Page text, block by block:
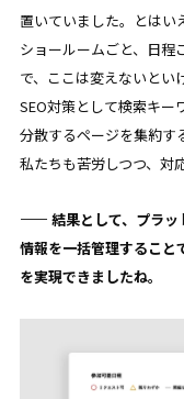
置いていました。とはい
ショールームごと、日程
で、ここは変えないとい
SEO対策として検索キー
分散するページを集約す
私たちも苦労しつつ、対
—— 結果として、プラッ
情報を一括管理すること
を実現できましたね。